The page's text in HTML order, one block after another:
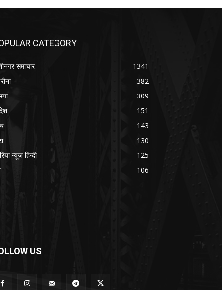
CATEGORY
समाचार
1341
382
309
151
143
130
न्यूज़ हिन्दी
125
106
US